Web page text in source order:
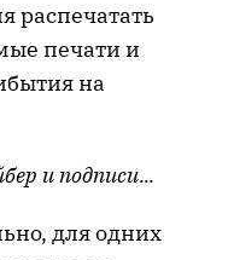
распечатать
печати и
на
и подписи...
для одних